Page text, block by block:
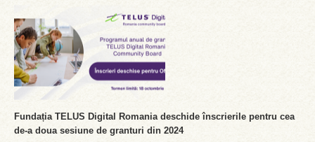
Fundația TELUS Digital Romania deschide înscrierile pentru cea
de-a doua sesiune de granturi din 2024